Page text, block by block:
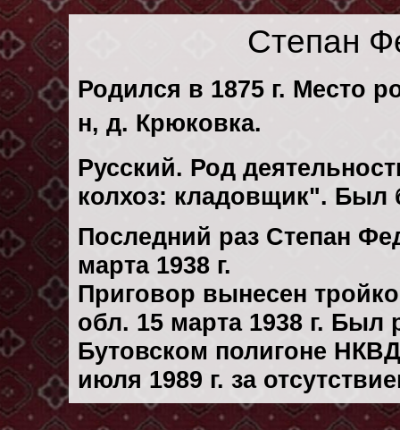
Степан
Родился в 1875 г. Место
н, д. Крюковка.
Русский. Род
колхоз: кладовщик". Был
Последний раз Степан
марта 1938 г.
Приговор вынесен
обл. 15 марта 1938 г. Был
Бутовском полигоне
июля 1989 г. за